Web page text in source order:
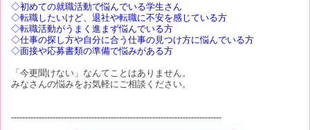
◇初めての就職活動で悩んでいる学生さん
◇転職したいけど、退社や転職に不安を感じている方
◇転職活動がうまく進まず悩んでいる方
◇仕事の探し方や自分に合う仕事の見つけ方に悩んでいる方
◇面接や応募書類の準備で悩みがある方
「今更聞けない」なんてことはありません。
みなさんの悩みをお気軽にご相談ください。
----------------------------------------------------------------------------